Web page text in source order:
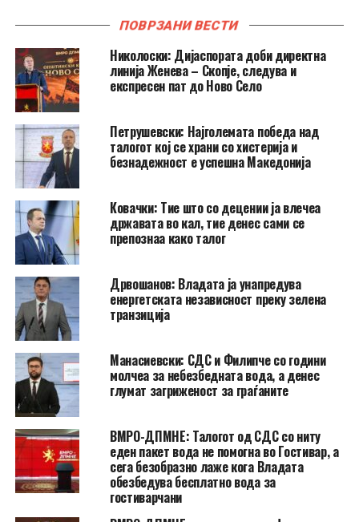
ПОВРЗАНИ ВЕСТИ
Николоски: Дијаспората доби директна
линија Женева – Скопје, следува и
експресен пат до Ново Село
Петрушевски: Најголемата победа над
талогот кој се храни со хистерија и
безнадежност е успешна Македонија
Ковачки: Тие што со децении ја влечеа
државата во кал, тие денес сами се
препознаа како талог
Дрвошанов: Владата ја унапредува
енергетската независност преку зелена
транзиција
Манасиевски: СДС и Филипче со години
молчеа за небезбедната вода, а денес
глумат загриженост за граѓаните
ВМРО-ДПМНЕ: Талогот од СДС со ниту
еден пакет вода не помогна во Гостивар, а
сега безобразно лаже кога Владата
обезбедува бесплатно вода за
гостиварчани